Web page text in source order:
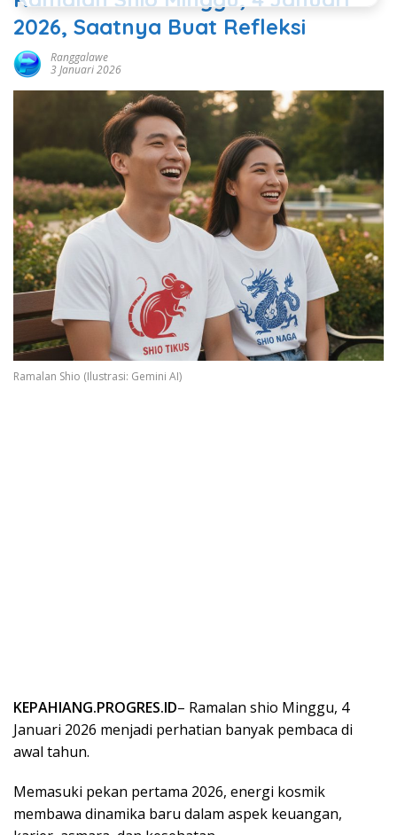
2026, Saatnya Buat Refleksi
Ranggalawe
3 Januari 2026
Ramalan Shio (Ilustrasi: Gemini AI)
KEPAHIANG.PROGRES.ID– Ramalan shio Minggu, 4
Januari 2026 menjadi perhatian banyak pembaca di
awal tahun.
Memasuki pekan pertama 2026, energi kosmik
membawa dinamika baru dalam aspek keuangan,